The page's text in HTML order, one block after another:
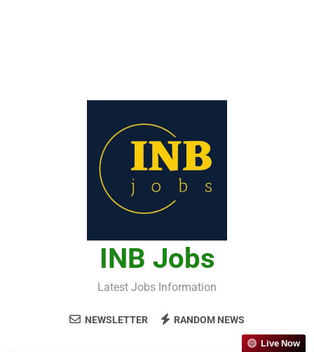
INB Jobs
Latest Jobs Information
NEWSLETTER RANDOM NEWS
Live Now